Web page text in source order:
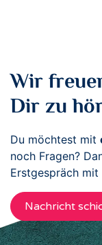
Wir
Dir zu
Du möchtest mit
noch Fragen?
Erstgespräch mit
Nachricht